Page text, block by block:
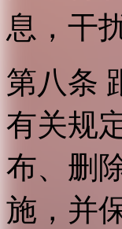
息，干
第八条
有关规
布、删
施，并